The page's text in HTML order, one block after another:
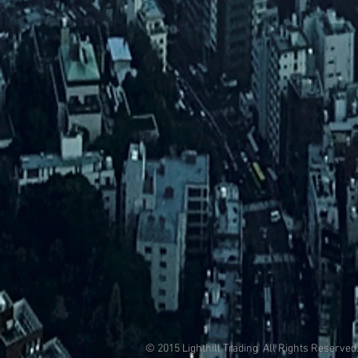
© 2015 Lighthill Trading All Rights Reserved.